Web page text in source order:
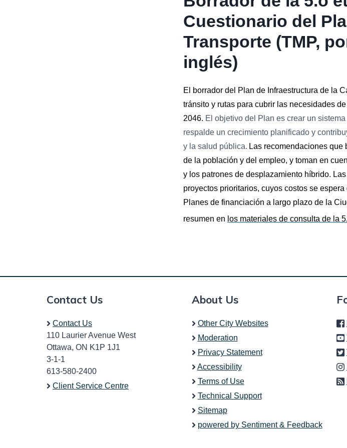
Cuestionario del
Transporte (TMP,
inglés)
El borrador del Plan de Infraestructura de la
tránsito y rutas para cubrir las necesidades
2046. El objetivo del Plan es crear un
respalde un crecimiento planificado y
y la salud pública. Las recomendaciones
de la población y del empleo, y toman en
y los patrones de desplazamiento híbrido.
proyectos prioritarios, cuyos costos se
Planes de financiación a largo plazo de la
resumen en los materiales de consulta de la 5.
Contact Us
Contact Us
110 Laurier Avenue West
Ottawa, ON K1P 1J1
3-1-1
613-580-2400
Client Service Centre
About Us
Other City Websites
Moderation
Privacy Statement
Accessibility
Terms of Use
Technical Support
Sitemap
powered by Sentiment & Feedback